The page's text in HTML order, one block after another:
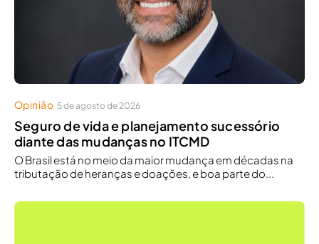
Opinião 5 de agosto de 2026
Seguro de vida e planejamento sucessório
diante das mudanças no ITCMD
O Brasil está no meio da maior mudança em décadas na
tributação de heranças e doações, e boa parte do...